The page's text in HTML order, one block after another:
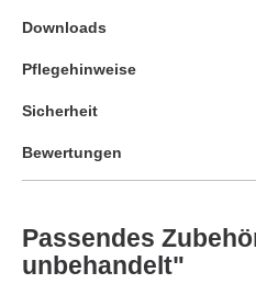
Downloads
Pflegehinweise
Sicherheit
Bewertungen
Passendes
unbehandelt"